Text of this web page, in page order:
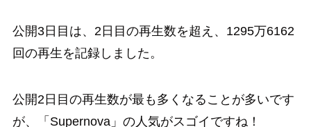
公開3日目は、2日目の再生数を超え、1295万6162
回の再生を記録しました。
公開2日目の再生数が最も多くなることが多いです
が、「Supernova」の人気がスゴイですね！